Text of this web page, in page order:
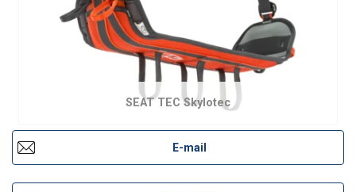
SEAT TEC Skylotec
E-mail